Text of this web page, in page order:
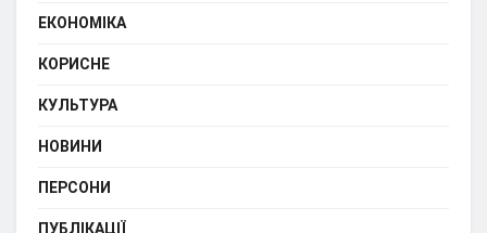
ЕКОНОМІКА
КОРИСНЕ
КУЛЬТУРА
НОВИНИ
ПЕРСОНИ
ПУБЛІКАЦІЇ